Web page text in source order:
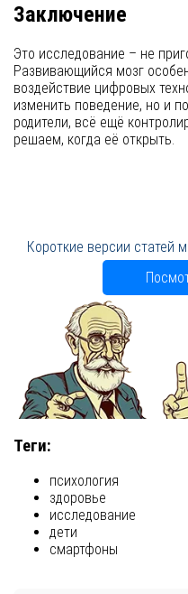
Заключение
Это исследование – не
Развивающийся мозг
воздействие цифровых
изменить поведение, но и
родители, всё ещё
решаем, когда её открыть.
Короткие версии статей
Теги:
психология
здоровье
исследование
дети
смартфоны